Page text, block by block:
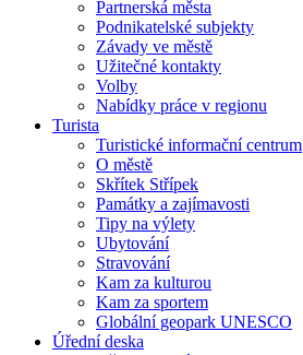
Partnerská města
Podnikatelské subjekty
Závady ve městě
Užitečné kontakty
Volby
Nabídky práce v regionu
Turista
Turistické informační centrum
O městě
Skřítek Střípek
Památky a zajímavosti
Tipy na výlety
Ubytování
Stravování
Kam za kulturou
Kam za sportem
Globální geopark UNESCO
Úřední deska